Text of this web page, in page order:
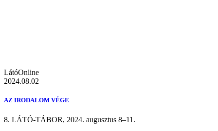
LátóOnline
2024.08.02
AZ IRODALOM VÉGE
8. LÁTÓ-TÁBOR, 2024. augusztus 8–11.